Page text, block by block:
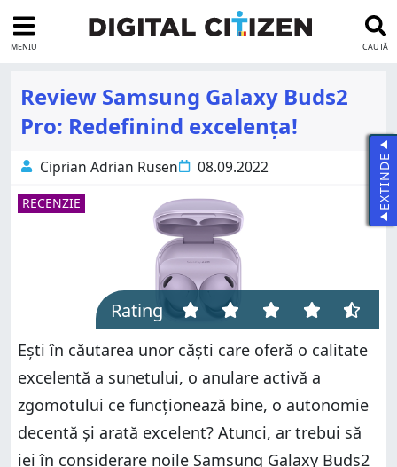
MENIU CAUTĂ
Review Samsung Galaxy Buds2
Pro: Redefinind excelența!
Ciprian Adrian Rusen 08.09.2022
RECENZIE
Rating
Ești în căutarea unor căști care oferă o calitate
excelentă a sunetului, o anulare activă a
zgomotului ce funcționează bine, o autonomie
decentă și arată excelent? Atunci, ar trebui să
iei în considerare noile Samsung Galaxy Buds2
EXTINDE